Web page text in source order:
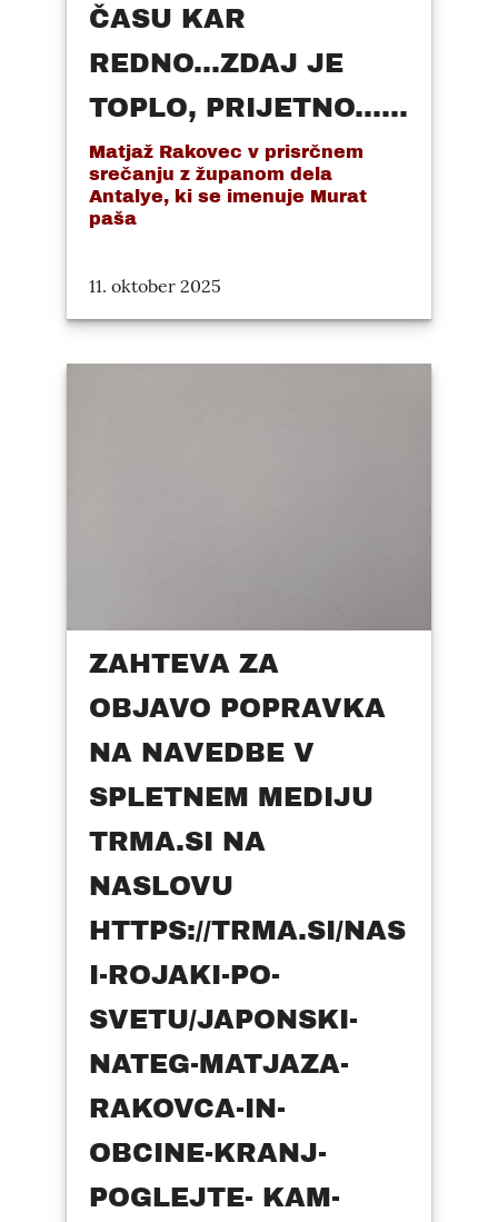
ČASU KAR
REDNO...ZDAJ JE
TOPLO, PRIJETNO......
Matjaž Rakovec v prisrčnem
srečanju z županom dela
Antalye, ki se imenuje Murat
paša
11. oktober 2025
ZAHTEVA ZA
OBJAVO POPRAVKA
NA NAVEDBE V
SPLETNEM MEDIJU
TRMA.SI NA
NASLOVU
HTTPS://TRMA.SI/NAS
I-ROJAKI-PO-
SVETU/JAPONSKI-
NATEG-MATJAZA-
RAKOVCA-IN-
OBCINE-KRANJ-
POGLEJTE- KAM-